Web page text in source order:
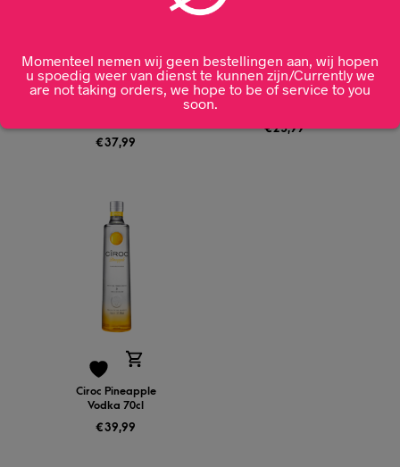
€37,99
€25,99
Ciroc Pineapple
Vodka 70cl
€39,99
Momenteel nemen wij geen bestellingen aan, wij hopen
u spoedig weer van dienst te kunnen zijn/Currently we
are not taking orders, we hope to be of service to you
soon.